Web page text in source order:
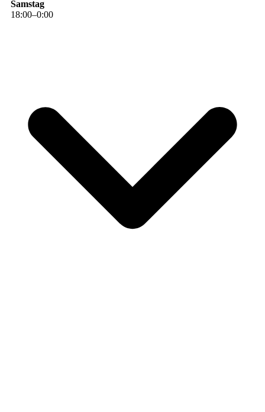
Samstag
18:00–0:00